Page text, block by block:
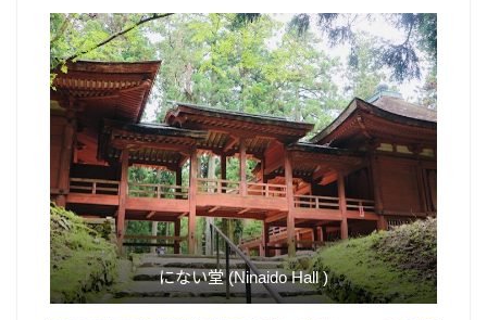
にない堂 (Ninaido Hall )